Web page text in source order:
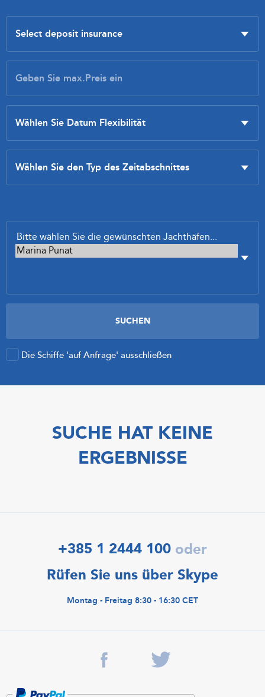
Die Schiffe 'auf Anfrage' ausschließen
SUCHE HAT KEINE
ERGEBNISSE
+385 1 2444 100 oder
Rüfen Sie uns über Skype
Montag - Freitag 8:30 - 16:30 CET